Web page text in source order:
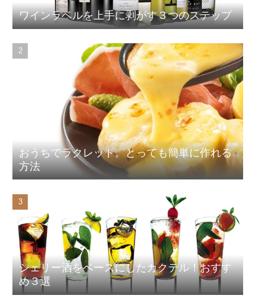
ワインラベルを上手に剥がす３つのステップ
おうちでラクレット。とっても簡単に作れる
方法
シェリー酒をベースにしたカクテル！おすす
め３選